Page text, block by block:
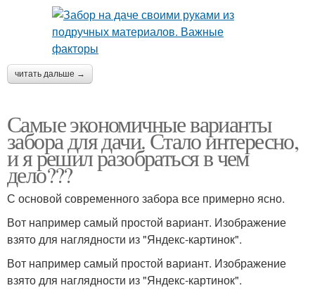
читать дальше →
Самые экономичные варианты
забора для дачи. Стало интересно,
и я решил разобраться в чем
дело???
С основой современного забора все примерно ясно.
Вот например самый простой вариант. Изображение
взято для наглядности из "Яндекс-картинок".
Вот например самый простой вариант. Изображение
взято для наглядности из "Яндекс-картинок".